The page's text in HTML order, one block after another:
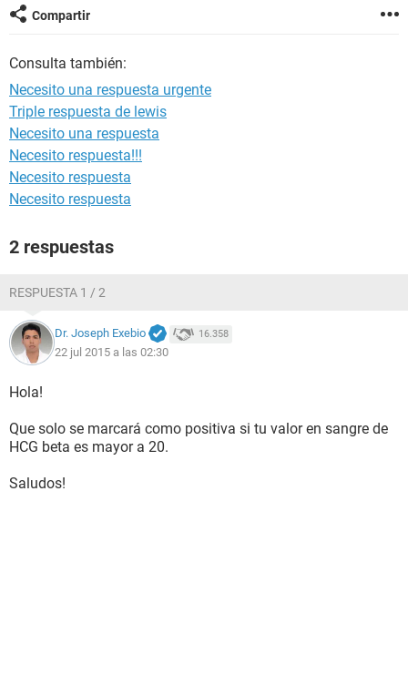
Compartir
Consulta también:
Necesito una respuesta urgente
Triple respuesta de lewis
Necesito una respuesta
Necesito respuesta!!!
Necesito respuesta
Necesito respuesta
2 respuestas
RESPUESTA 1 / 2
Dr. Joseph Exebio 16.358
22 jul 2015 a las 02:30
Hola!
Que solo se marcará como positiva si tu valor en sangre de
HCG beta es mayor a 20.
Saludos!